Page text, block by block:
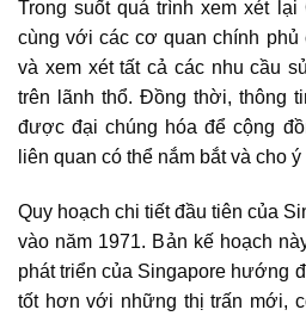
Trong suốt quá trình xem xét
cùng với các cơ quan chính phủ
và xem xét tất cả các nhu cầu
trên lãnh thổ. Đồng thời, thông
được đại chúng hóa để cộng
liên quan có thể nắm bắt và cho ý
Quy hoạch chi tiết đầu tiên của
vào năm 1971. Bản kế hoạch
phát triển của Singapore hướng
tốt hơn với những thị trấn mới,